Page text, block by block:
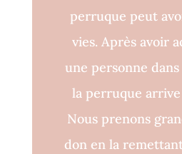
perruque peut
vies. Après avoir
une personne
la perruque arrive
Nous prenons
don en la